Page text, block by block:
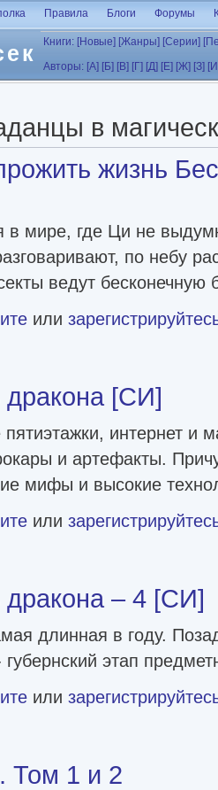
Правила Блоги Форумы
Книги: [Новые] [Жанры] [Серии]
Авторы: [А] [Б] [В] [Г] [Д] [Е] [Ж] [З]
в
жизнь
в мире, где Ци не
по небу
ведут бесконечную
прожить жизнь Бессмертного Даоса I
или
дракона [СИ]
интернет и
и артефакты.
мифы и высокие
дракона [СИ]
или
дракона – 4 [СИ]
длинная в году.
этап
дракона – 4 [СИ]
или
Том 1 и 2